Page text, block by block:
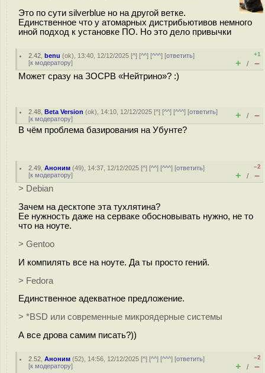
Это по сути silverblue но на другой ветке.
Единственное что у атомарных дистрибьютивов немного
иной подход к установке ПО. Но это дело привычки
2.42 ,benu (ok), 13:40, 12/12/2025 [^] [^^] [^^^] [ответить]
[к модератору]
+1
+ / –
Может сразу на ЗОСРВ «Нейтрино»? :)
2.48 ,Beta Version (ok), 14:10, 12/12/2025 [^] [^^] [^^^] [ответить]
[к модератору] + / –
В чём проблема базирования на Убунте?
2.49 ,Аноним (49), 14:37, 12/12/2025 [^] [^^] [^^^] [ответить]
[к модератору]
–2
+ / –
> Debian
Зачем на десктопе эта тухлятина?
Ее нужность даже на серваке обосновывать нужно, не то
что на ноуте.
> Gentoo
И компилять все на ноуте. Да ты просто гений.
> Fedora
Единственное адекватное предложение.
> *BSD или современные микроядерные системы
А все дрова самим писать?))
2.52 ,Аноним (52), 14:56, 12/12/2025 [^] [^^] [^^^] [ответить]
[к модератору]
–2
+ / –